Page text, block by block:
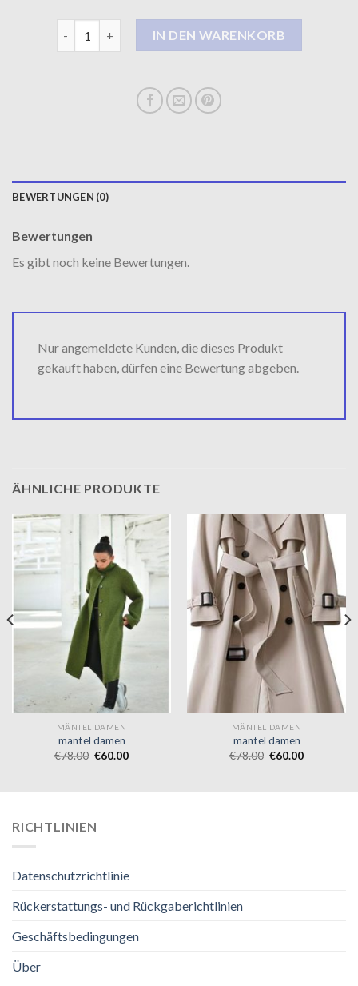
mäntel damen MengeIN DEN WARENKORB
BEWERTUNGEN (0)
Bewertungen
Es gibt noch keine Bewertungen.
Nur angemeldete Kunden, die dieses Produkt
gekauft haben, dürfen eine Bewertung abgeben.
ÄHNLICHE PRODUKTE
MÄNTEL DAMEN
mäntel damen
€78.00 €60.00
MÄNTEL DAMEN
mäntel damen
€78.00 €60.00
RICHTLINIEN
Datenschutzrichtlinie
Rückerstattungs- und Rückgaberichtlinien
Geschäftsbedingungen
Über